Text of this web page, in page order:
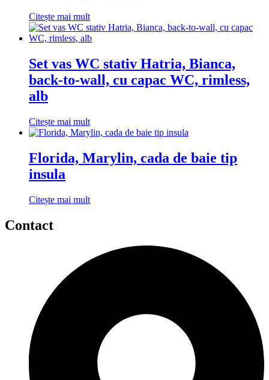
Citește mai mult
Set vas WC stativ Hatria, Bianca,
back-to-wall, cu capac WC, rimless,
alb
Citește mai mult
Florida, Marylin, cada de baie tip
insula
Citește mai mult
Contact